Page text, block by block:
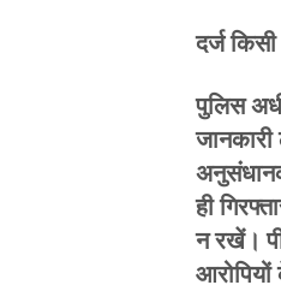
दर्ज
पुलिस
ही
न रखें।